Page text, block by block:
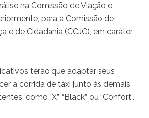
na Comissão de Viação e
para a Comissão de
e de Cidadania (CCJC), em caráter
terão que adaptar seus
a corrida de táxi junto às demais
como “X”, “Black” ou “Confort”.